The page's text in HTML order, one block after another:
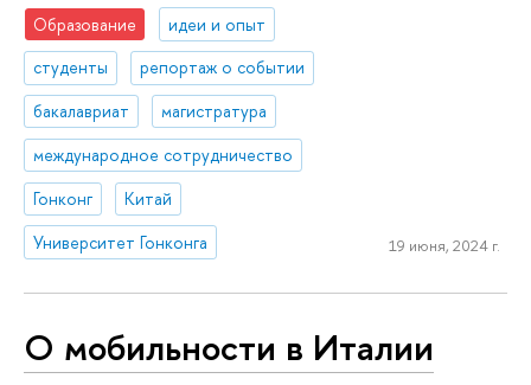
Образование
идеи и опыт
студенты
репортаж о событии
бакалавриат
магистратура
международное сотрудничество
Гонконг
Китай
Университет Гонконга
19 июня, 2024 г.
О мобильности в Италии